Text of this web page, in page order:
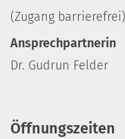
(Zugang barrierefrei)
Ansprechpartnerin
Dr. Gudrun Felder
Öffnungszeiten